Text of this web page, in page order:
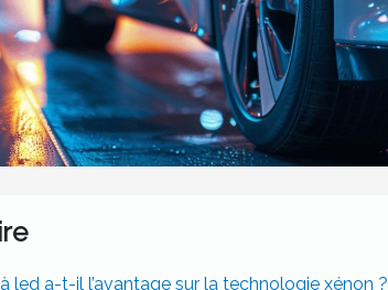
à led a-t-il l’avantage sur la technologie xénon ?